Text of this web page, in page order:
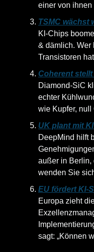
einer von ihnen
TSMC wächst
KI-Chips
& dämlich. Wer
Transistoren
Coherent
Diamond-SiC
echter
wie Kupfer, null
UK plant mit
DeepMind hilft
außer in Berlin,
wenden Sie
EU fördert KI-
Europa zieht
sagt: „Können